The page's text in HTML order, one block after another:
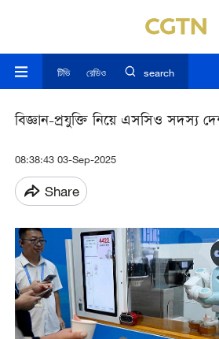
টিভি রেডিও search
বিজ্ঞান-প্রযুক্তি নিয়ে এসসিও সদস্য
08:38:43 03-Sep-2025
Share